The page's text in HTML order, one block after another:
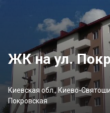
ЖК на ул.
Киевская обл., Киево-
Покровская